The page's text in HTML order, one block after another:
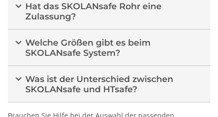
Hat das SKOLANsafe Rohr eine
Zulassung?
Welche Größen gibt es beim
SKOLANsafe System?
Was ist der Unterschied zwischen
SKOLANsafe und HTsafe?